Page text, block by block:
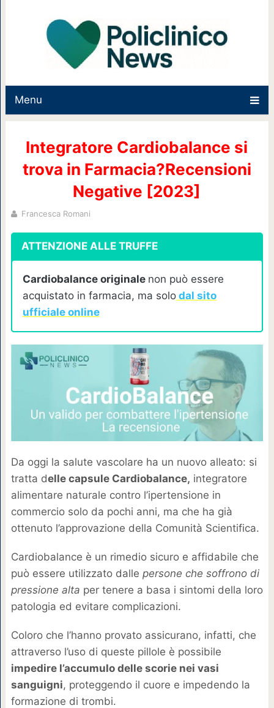
Menu
Integratore Cardiobalance si
trova in Farmacia?Recensioni
Negative [2023]
Francesca Romani
ATTENZIONE ALLE TRUFFE
Cardiobalance originale non può essere
acquistato in farmacia, ma solodal sito
ufficiale online
Da oggi la salute vascolare ha un nuovo alleato: si
tratta delle capsule Cardiobalance, integratore
alimentare naturale contro l’ipertensione in
commercio solo da pochi anni, ma che ha già
ottenuto l’approvazione della Comunità Scientifica.
Cardiobalance è un rimedio sicuro e affidabile che
può essere utilizzato dalle persone che soffrono di
pressione alta per tenere a basa i sintomi della loro
patologia ed evitare complicazioni.
Coloro che l’hanno provato assicurano, infatti, che
attraverso l’uso di queste pillole è possibile
impedire l’accumulo delle scorie nei vasi
sanguigni, proteggendo il cuore e impedendo la
formazione di trombi.